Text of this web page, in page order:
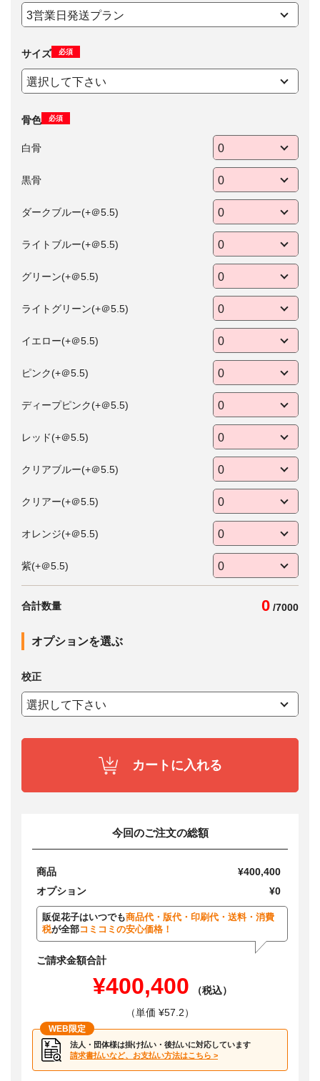
サイズ 必須
骨色 必須
白骨
黒骨
ダークブルー(+＠5.5)
ライトブルー(+＠5.5)
グリーン(+＠5.5)
ライトグリーン(+＠5.5)
イエロー(+＠5.5)
ピンク(+＠5.5)
ディープピンク(+＠5.5)
レッド(+＠5.5)
クリアブルー(+＠5.5)
クリアー(+＠5.5)
オレンジ(+＠5.5)
紫(+＠5.5)
合計数量 0 /7000
オプションを選ぶ
校正
カートに入れる
今回のご注文の総額
商品
¥400,400
オプション
¥0
販促花子はいつでも商品代・版代・印刷代・送料・消費
税が全部コミコミの安心価格！
ご請求金額合計
¥400,400
（税込）
（単価 ¥57.2）
WEB限定
法人・団体様は掛け払い・後払いに対応しています
請求書払いなど、お支払い方法はこちら >